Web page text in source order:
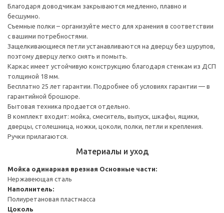
Благодаря доводчикам закрываются медленно, плавно и
бесшумно.
Съемные полки – организуйте место для хранения в соответствии
с вашими потребностями.
Защелкивающиеся петли устанавливаются на дверцу без шурупов,
поэтому дверцу легко снять и помыть.
Каркас имеет устойчивую конструкцию благодаря стенкам из ДСП
толщиной 18 мм.
Бесплатно 25 лет гарантии. Подробнее об условиях гарантии — в
гарантийной брошюре.
Бытовая техника продается отдельно.
В комплект входит: мойка, смеситель, выпуск, шкафы, ящики,
дверцы, столешница, ножки, цоколи, полки, петли и крепления.
Ручки прилагаются.
Материалы и уход
Мойка одинарная врезная Основные части:
Нержавеющая сталь
Наполнитель:
Полиуретановая пластмасса
Цоколь